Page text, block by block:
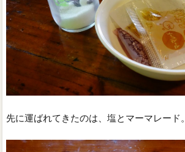
先に運ばれてきたのは、塩とマーマレード。